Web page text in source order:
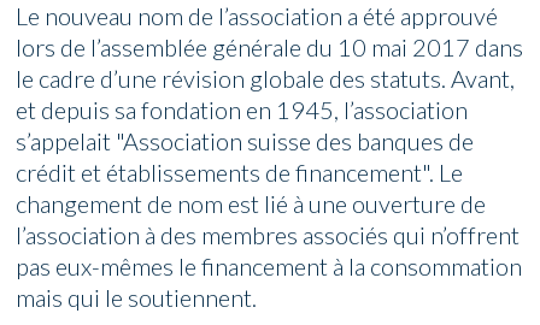
Le nouveau nom de l’association a été approuvé
lors de l’assemblée générale du 10 mai 2017 dans
le cadre d’une révision globale des statuts. Avant,
et depuis sa fondation en 1945, l’association
s’appelait "Association suisse des banques de
crédit et établissements de financement". Le
changement de nom est lié à une ouverture de
l’association à des membres associés qui n’offrent
pas eux-mêmes le financement à la consommation
mais qui le soutiennent.